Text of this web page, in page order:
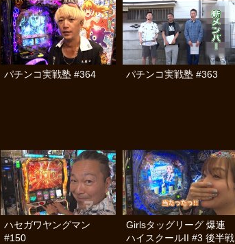
パチンコ実戦塾 #364 パチンコ実戦塾 #363
ハセガワヤングマン
#150
Girlsタッグリーグ 爆連
ハイスクールII #3 後半戦